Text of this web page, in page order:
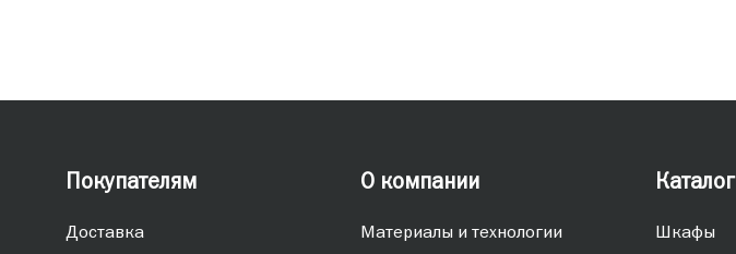
Покупателям
Доставка
О компании
Материалы и технологии
Каталог
Шкафы